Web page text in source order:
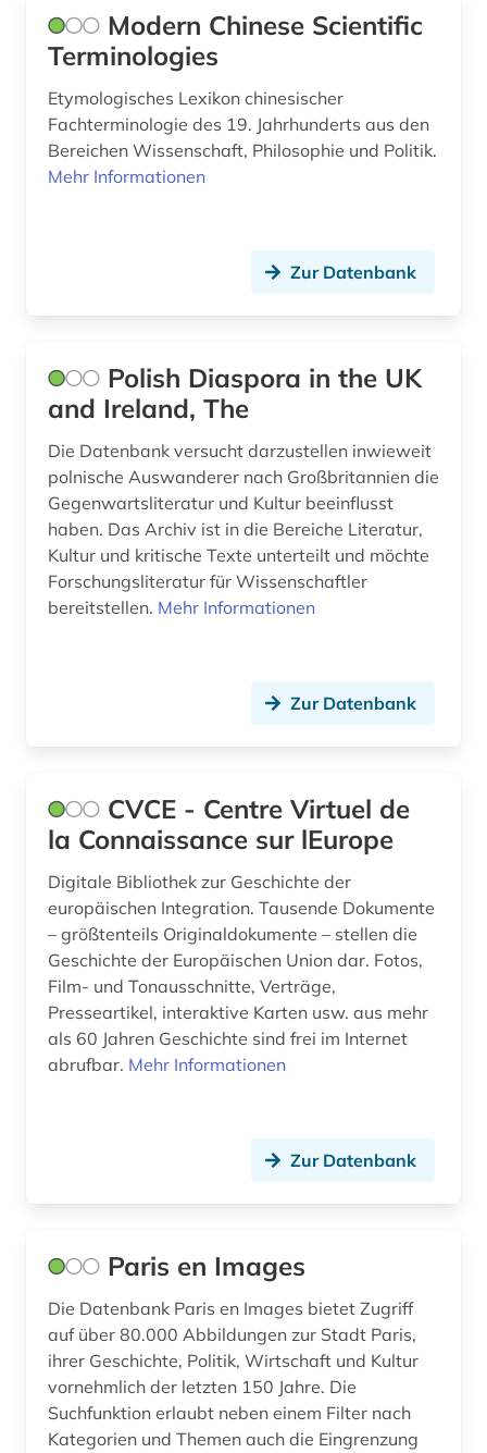
innenpolitik (1)
instituti për demokraci dhe ndermjetësim (1)
internationaler vergleich (1)
interpellation (1)
islam (2)
israel (1)
japan (1)
japanologie (1)
karibik (4)
karl <römisch-deutsches reich (1)
karriereratgeber (1)
kartierung (1)
kartographie (1)
klimaänderung (1)
kolonialismus (2)
kriminalistik (1)
kultur (18)
kulturwissenschaften (5)
kunst (5)
landeskunde (5)
Modern Chinese Scientific
Terminologies
Etymologisches Lexikon chinesischer
Fachterminologie des 19. Jahrhunderts aus den
Bereichen Wissenschaft, Philosophie und Politik.
Mehr Informationen
Zur Datenbank
Polish Diaspora in the UK
and Ireland, The
Die Datenbank versucht darzustellen inwieweit
polnische Auswanderer nach Großbritannien die
Gegenwartsliteratur und Kultur beeinflusst
haben. Das Archiv ist in die Bereiche Literatur,
Kultur und kritische Texte unterteilt und möchte
Forschungsliteratur für Wissenschaftler
bereitstellen. Mehr Informationen
Zur Datenbank
CVCE - Centre Virtuel de
la Connaissance sur lEurope
Digitale Bibliothek zur Geschichte der
europäischen Integration. Tausende Dokumente
– größtenteils Originaldokumente – stellen die
Geschichte der Europäischen Union dar. Fotos,
Film- und Tonausschnitte, Verträge,
Presseartikel, interaktive Karten usw. aus mehr
als 60 Jahren Geschichte sind frei im Internet
abrufbar. Mehr Informationen
Zur Datenbank
Paris en Images
Die Datenbank Paris en Images bietet Zugriff
auf über 80.000 Abbildungen zur Stadt Paris,
ihrer Geschichte, Politik, Wirtschaft und Kultur
vornehmlich der letzten 150 Jahre. Die
Suchfunktion erlaubt neben einem Filter nach
Kategorien und Themen auch die Eingrenzung